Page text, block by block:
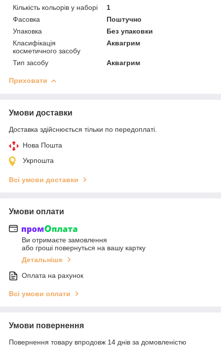
Кількість кольорів у наборі
1
Фасовка
Поштучно
Упаковка
Без упаковки
Класифікація
косметичного засобу
Аквагрим
Тип засобу Аквагрим
Приховати
Умови доставки
Доставка здійснюється тільки по передоплаті.
Нова Пошта
Укрпошта
Всі умови доставки
Умови оплати
Ви отримаєте замовлення
або гроші повернуться на вашу картку
Детальніше
Оплата на рахунок
Всі умови оплати
Умови повернення
Повернення товару впродовж 14 днів за домовленістю